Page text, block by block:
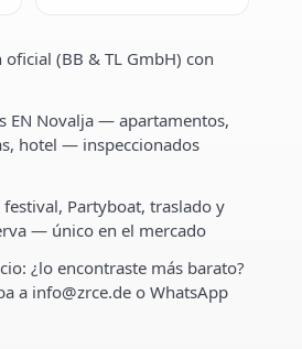
(BB & TL GmbH) con
EN Novalja — apartamentos,
hotel — inspeccionados
Partyboat, traslado y
— único en el mercado
¿lo encontraste más barato?
a info@zrce.de o WhatsApp